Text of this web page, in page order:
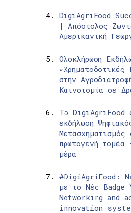
DigiAgriFood
| Απόστολος
Αμερικανική
Ολοκλήρωση
«Χρηματοδοτικές
στην
Καινοτομία σε
Το DigiAgriFood
εκδήλωση
Μετασχηματισμός
πρωτογενή τομέα
μέρα
#DigiAgriFood:
με το Νέο Badge
Networking and
innovation